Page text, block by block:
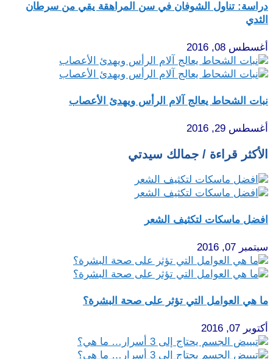
دراسة: تناول الشوفان في سن المراهقة يقي من سرطان
الثدي
أغسطس 08, 2016
نبات الشحاط يعالج آلام الرأس ويهدئ الأعصاب
أغسطس 29, 2016
الأكثر قراءة / جمالك سيدتي
افضل ماسكات لتكثيف الشعر
سبتمبر 07, 2016
ما هي العوامل التي تؤثر على صحة البشرة؟
أكتوبر 07, 2016